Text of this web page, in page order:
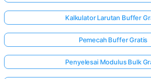
Kalkulator Larutan Buffer
Pemecah Buffer Gratis
Penyelesai Modulus Bulk